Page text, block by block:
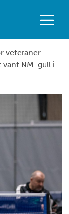
veteraner
vant NM-gull i